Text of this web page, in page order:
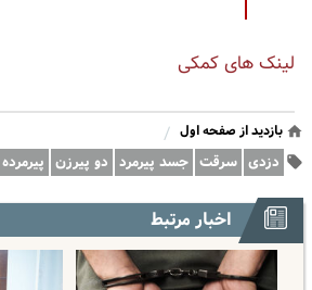
لینک های کمکی
بازدید از صفحه اول /
دزدی سرقت جسد پیرمرد دو پیرزن پیرمرده
اخبار مرتبط